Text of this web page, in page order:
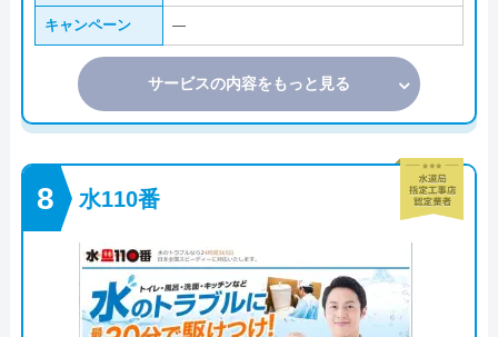
キャンペーン ―
サービスの内容をもっと見る
水110番